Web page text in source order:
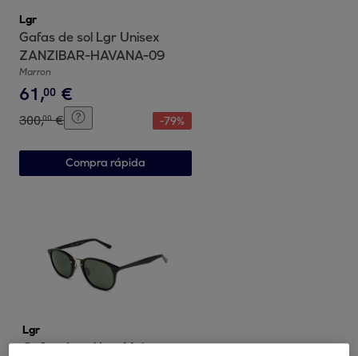
Lgr
Gafas de sol Lgr Unisex
ZANZIBAR-HAVANA-09
Marron
61,00 €
300,00 € -79%
Compra rápida
Lgr
Gafas de sol Lgr Mujer